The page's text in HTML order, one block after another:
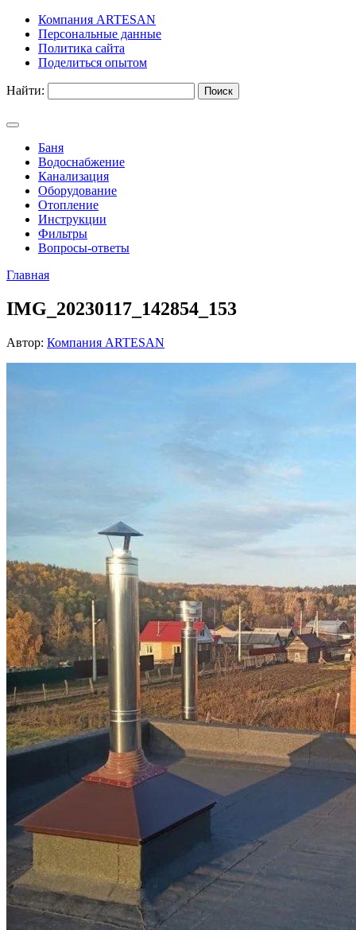
Компания ARTESAN
Персональные данные
Политика сайта
Поделиться опытом
Найти:
Баня
Водоснабжение
Канализация
Оборудование
Отопление
Инструкции
Фильтры
Вопросы-ответы
Главная
IMG_20230117_142854_153
Автор: Компания ARTESAN